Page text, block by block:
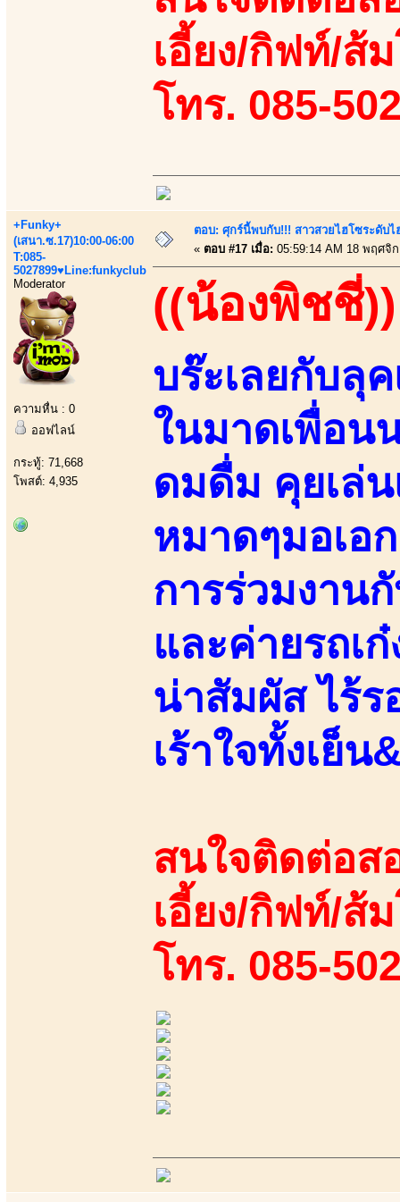
เอี้ยง/กิฟท์/ส้
โทร. 085-
+Funky+
(เสนา.ซ.17)10:00-06:00
T:085-
5027899♥Line:funkyclub
Moderator
ความหื่น : 0
ออฟไลน์
กระทู้: 71,668
โพสต์: 4,935
ตอบ: ศุกร์นี้พบกับ!!! สาวสวยไฮโซระดับไ
« ตอบ #17 เมื่อ: 05:59:14 AM 18 พฤศจิ
((น้องพิชชี่))
บร๊ะเลยกับลุ
ในมาดเพื่อน
ดมดื่ม คุยเล่น
หมาดๆมอเอ
การร่วมงาน
และค่ายรถเ
น่าสัมผัส ไร้
เร้าใจทั้งเย็
สนใจติดต่อส
เอี้ยง/กิฟท์/ส้
โทร. 085-